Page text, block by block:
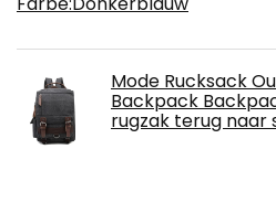
Mode Rucksack
Backpack
rugzak terug naar